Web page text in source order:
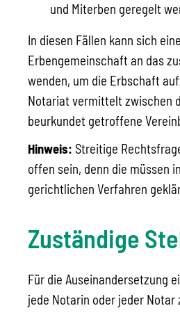
und Miterben geregelt
In diesen Fällen kann sich eine
Erbengemeinschaft an das
wenden, um die Erbschaft
Notariat vermittelt zwischen
beurkundet getroffene
Hinweis: Streitige
offen sein, denn die müssen
gerichtlichen Verfahren
Zuständige
Für die Auseinandersetzung
jede Notarin oder jeder Notar